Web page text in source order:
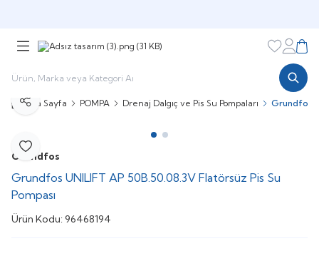
Favorilerim
Ana Sayfa POMPA Drenaj Dalgıç ve Pis Su Pompaları Grundfos
Favoriye Ekle
Paylaş
Grundfos
Grundfos UNILIFT AP 50B.50.08.3V Flatörsüz Pis Su
Pompası
Ürün Kodu: 96468194